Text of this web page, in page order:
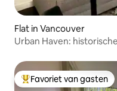
Flat in Vancouver
Urban Haven:
Topfavoriet van gasten
Favoriet van gasten